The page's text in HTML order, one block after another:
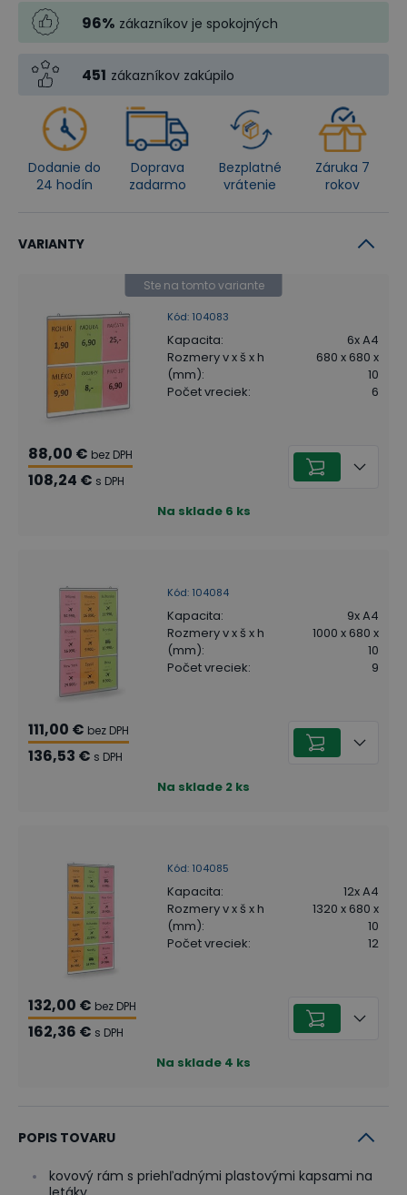
96% zákazníkov je spokojných
451 zákazníkov zakúpilo
Dodanie do
24 hodín
Doprava
zadarmo
Bezplatné
vrátenie
Záruka 7
rokov
VARIANTY
Kód: 104083
Ste na tomto variante
Kapacita:
6x A4
Rozmery v x š x h
(mm):
680 x 680 x
10
Počet vreciek: 6
88,00 € bez DPH
108,24 € s DPH
Na sklade 6 ks
Kód: 104084
Kapacita:
9x A4
Rozmery v x š x h
(mm):
1000 x 680 x
10
Počet vreciek: 9
111,00 € bez DPH
136,53 € s DPH
Na sklade 2 ks
Kód: 104085
Kapacita:
12x A4
Rozmery v x š x h
(mm):
1320 x 680 x
10
Počet vreciek: 12
132,00 € bez DPH
162,36 € s DPH
Na sklade 4 ks
POPIS TOVARU
kovový rám s priehľadnými plastovými kapsami na